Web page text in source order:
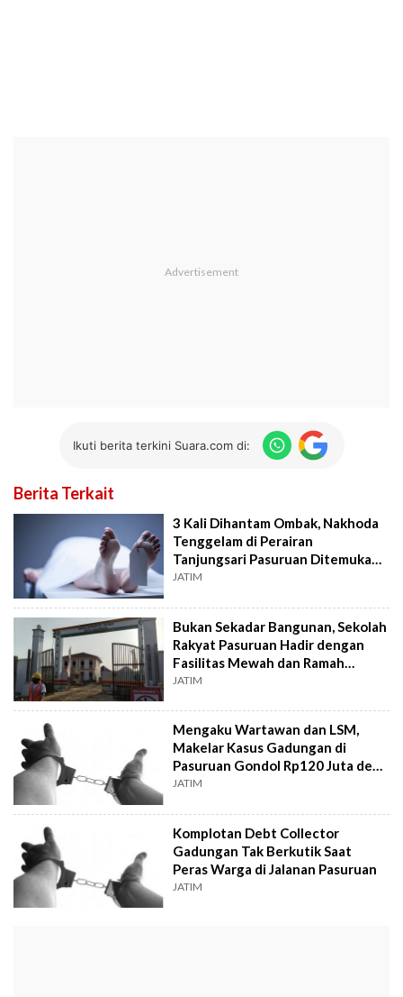
Ikuti berita terkini Suara.com di:
Berita Terkait
3 Kali Dihantam Ombak, Nakhoda
Tenggelam di Perairan
Tanjungsari Pasuruan Ditemukan
Tewas
JATIM
Bukan Sekadar Bangunan, Sekolah
Rakyat Pasuruan Hadir dengan
Fasilitas Mewah dan Ramah
Disabilitas
JATIM
Mengaku Wartawan dan LSM,
Makelar Kasus Gadungan di
Pasuruan Gondol Rp120 Juta demi
Sabu
JATIM
Komplotan Debt Collector
Gadungan Tak Berkutik Saat
Peras Warga di Jalanan Pasuruan
JATIM